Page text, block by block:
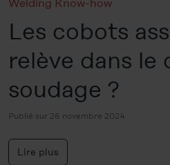
Welding Know-how
Les cobots
relève dans le
soudage ?
Publié sur 26 novembre 2024
Lire plus